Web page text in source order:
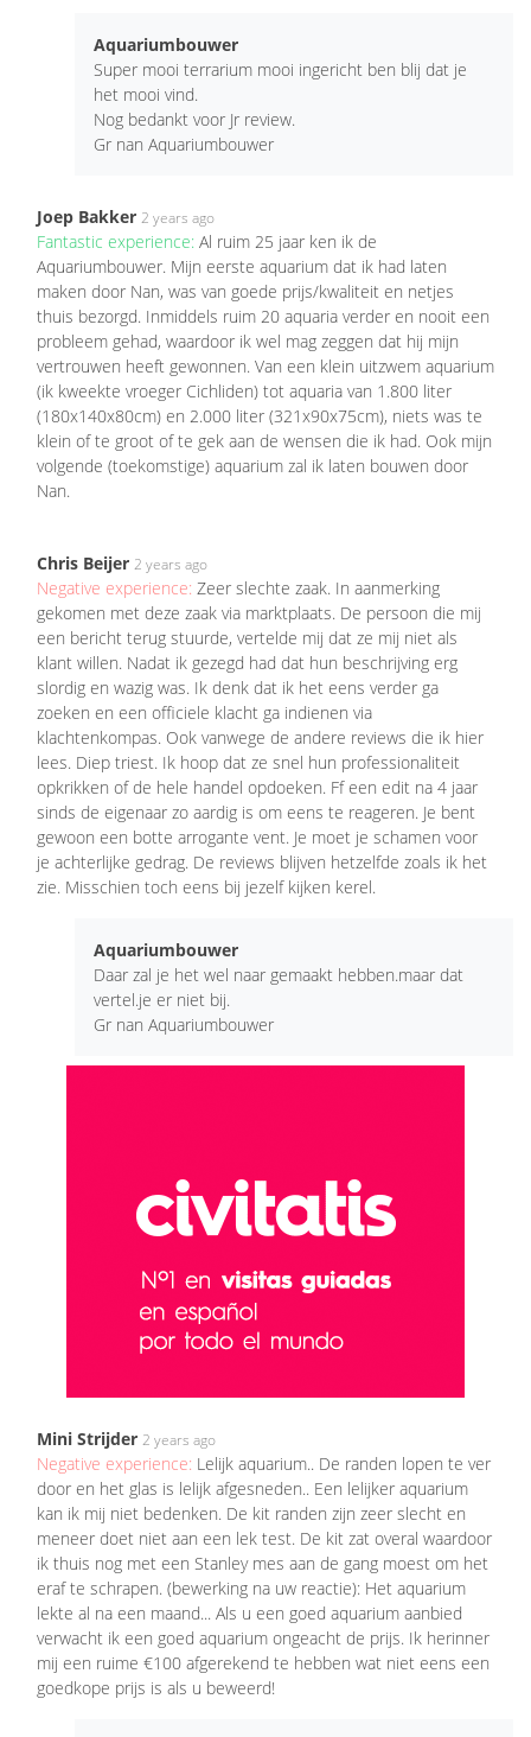
Aquariumbouwer
Super mooi terrarium mooi ingericht ben blij dat je
het mooi vind.
Nog bedankt voor Jr review.
Gr nan Aquariumbouwer
Joep Bakker 2 years ago
Fantastic experience: Al ruim 25 jaar ken ik de
Aquariumbouwer. Mijn eerste aquarium dat ik had laten
maken door Nan, was van goede prijs/kwaliteit en netjes
thuis bezorgd. Inmiddels ruim 20 aquaria verder en nooit een
probleem gehad, waardoor ik wel mag zeggen dat hij mijn
vertrouwen heeft gewonnen. Van een klein uitzwem aquarium
(ik kweekte vroeger Cichliden) tot aquaria van 1.800 liter
(180x140x80cm) en 2.000 liter (321x90x75cm), niets was te
klein of te groot of te gek aan de wensen die ik had. Ook mijn
volgende (toekomstige) aquarium zal ik laten bouwen door
Nan.
Chris Beijer 2 years ago
Negative experience: Zeer slechte zaak. In aanmerking
gekomen met deze zaak via marktplaats. De persoon die mij
een bericht terug stuurde, vertelde mij dat ze mij niet als
klant willen. Nadat ik gezegd had dat hun beschrijving erg
slordig en wazig was. Ik denk dat ik het eens verder ga
zoeken en een officiele klacht ga indienen via
klachtenkompas. Ook vanwege de andere reviews die ik hier
lees. Diep triest. Ik hoop dat ze snel hun professionaliteit
opkrikken of de hele handel opdoeken. Ff een edit na 4 jaar
sinds de eigenaar zo aardig is om eens te reageren. Je bent
gewoon een botte arrogante vent. Je moet je schamen voor
je achterlijke gedrag. De reviews blijven hetzelfde zoals ik het
zie. Misschien toch eens bij jezelf kijken kerel.
Aquariumbouwer
Daar zal je het wel naar gemaakt hebben.maar dat
vertel.je er niet bij.
Gr nan Aquariumbouwer
Mini Strijder 2 years ago
Negative experience: Lelijk aquarium.. De randen lopen te ver
door en het glas is lelijk afgesneden.. Een lelijker aquarium
kan ik mij niet bedenken. De kit randen zijn zeer slecht en
meneer doet niet aan een lek test. De kit zat overal waardoor
ik thuis nog met een Stanley mes aan de gang moest om het
eraf te schrapen. (bewerking na uw reactie): Het aquarium
lekte al na een maand... Als u een goed aquarium aanbied
verwacht ik een goed aquarium ongeacht de prijs. Ik herinner
mij een ruime €100 afgerekend te hebben wat niet eens een
goedkope prijs is als u beweerd!